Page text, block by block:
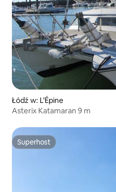
Łódź w: L'Épine
Asterix Katamaran 9 m
Superhost
Superhost